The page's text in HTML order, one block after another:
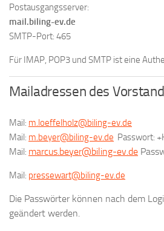
Postausgangsserver:
mail.biling-ev.de
SMTP-Port: 465
Für IMAP, POP3 und SMTP ist eine
Mailadressen des
Mail: m.loeffelholz@biling-ev.de
Mail: m.beyer@biling-ev.de Passwort:
Mail: marcus.beyer@biling-ev.de
Mail: pressewart@biling-ev.de
Die Passwörter können nach dem
geändert werden.